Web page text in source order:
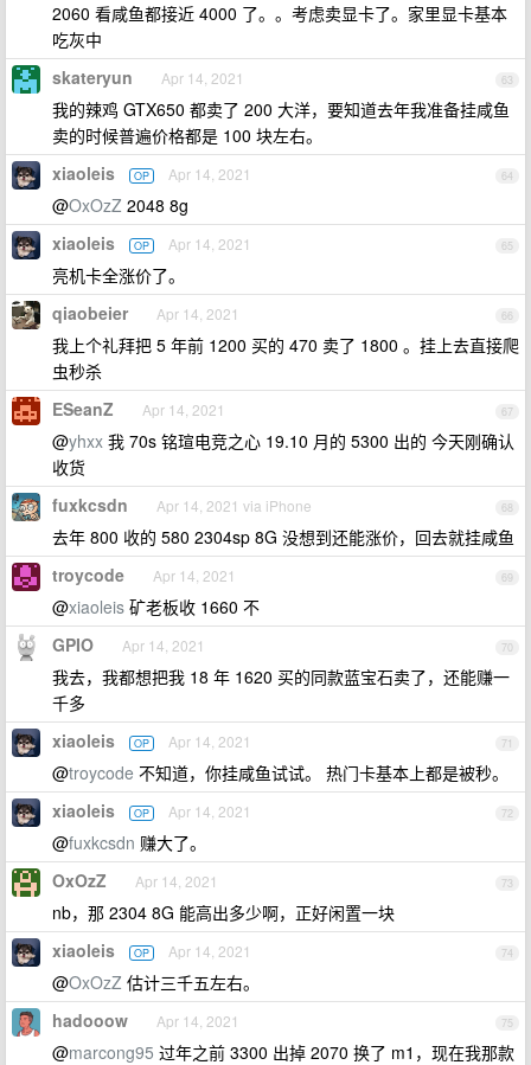
2060 看咸鱼都接近 4000 了。。考虑卖显卡了。家里显卡基本
吃灰中
63
skateryun Apr 14, 2021
我的辣鸡 GTX650 都卖了 200 大洋，要知道去年我准备挂咸鱼
卖的时候普遍价格都是 100 块左右。
64
xiaoleis OP Apr 14, 2021
@OxOzZ 2048 8g
65
xiaoleis OP Apr 14, 2021
亮机卡全涨价了。
66
qiaobeier Apr 14, 2021
我上个礼拜把 5 年前 1200 买的 470 卖了 1800 。挂上去直接爬
虫秒杀
67
ESeanZ Apr 14, 2021
@yhxx 我 70s 铭瑄电竞之心 19.10 月的 5300 出的 今天刚确认
收货
68
fuxkcsdn Apr 14, 2021 via iPhone
去年 800 收的 580 2304sp 8G 没想到还能涨价，回去就挂咸鱼
69
troycode Apr 14, 2021
@xiaoleis 矿老板收 1660 不
70
GPIO Apr 14, 2021
我去，我都想把我 18 年 1620 买的同款蓝宝石卖了，还能赚一
千多
71
xiaoleis OP Apr 14, 2021
@troycode 不知道，你挂咸鱼试试。 热门卡基本上都是被秒。
72
xiaoleis OP Apr 14, 2021
@fuxkcsdn 赚大了。
73
OxOzZ Apr 14, 2021
nb，那 2304 8G 能高出多少啊，正好闲置一块
74
xiaoleis OP Apr 14, 2021
@OxOzZ 估计三千五左右。
75
hadooow Apr 14, 2021
@marcong95 过年之前 3300 出掉 2070 换了 m1，现在我那款